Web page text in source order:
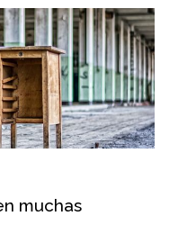
muchas